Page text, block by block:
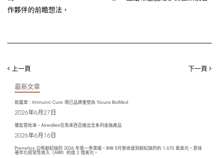
作夥伴的前瞻想法，
上一頁 下一頁
最新文章
新篇章：Immuno Cure 現已品牌重塑為 Yicura BioMed
2026年6月27日
獲監管批准，Airwallex在馬來西亞推出全系列金融產品
2026年6月16日
Prenetics 公佈創紀錄的 2026 年第一季業績，IM8 5月營收達到創紀錄的約 1,670 萬美元，意味
著年化經常性收入（ARR）約達 2 億美元。